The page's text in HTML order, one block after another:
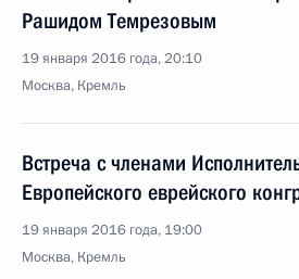
Рашидом Темрезовым
19 января 2016 года, 20:10
Москва, Кремль
Встреча с членами
Европейского еврейского
19 января 2016 года, 19:00
Москва, Кремль